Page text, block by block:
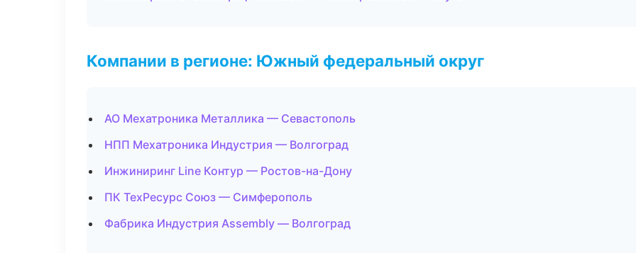
Компании в регионе: Южный федеральный округ
АО Мехатроника Металлика — Севастополь
НПП Мехатроника Индустрия — Волгоград
Инжиниринг Line Контур — Ростов-на-Дону
ПК ТехРесурс Союз — Симферополь
Фабрика Индустрия Assembly — Волгоград